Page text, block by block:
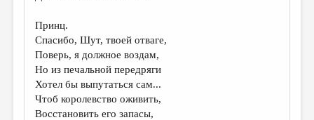
Принц.
Спасибо, Шут, твоей отваге,
Поверь, я должное воздам,
Но из печальной передряги
Хотел бы выпутаться сам...
Чтоб королевство оживить,
Восстановить его запасы,